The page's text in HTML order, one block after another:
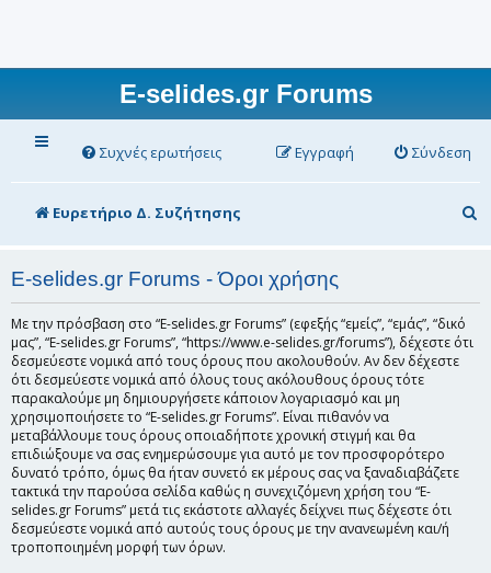
E-selides.gr Forums
Συχνές ερωτήσεις Σύνδεση
Εγγραφή
Ευρετήριο Δ. Συζήτησης
ν
ζ
E-selides.gr Forums - Όροι χρήσης
Με την πρόσβαση στο “E-selides.gr Forums” (εφεξής “εμείς”, “εμάς”, “δικό
μας”, “E-selides.gr Forums”, “https://www.e-selides.gr/forums”), δέχεστε ότι
δεσμεύεστε νομικά από τους όρους που ακολουθούν. Αν δεν δέχεστε
ότι δεσμεύεστε νομικά από όλους τους ακόλουθους όρους τότε
παρακαλούμε μη δημιουργήσετε κάποιον λογαριασμό και μη
χρησιμοποιήσετε το “E-selides.gr Forums”. Είναι πιθανόν να
μεταβάλλουμε τους όρους οποιαδήποτε χρονική στιγμή και θα
επιδιώξουμε να σας ενημερώσουμε για αυτό με τον προσφορότερο
δυνατό τρόπο, όμως θα ήταν συνετό εκ μέρους σας να ξαναδιαβάζετε
τακτικά την παρούσα σελίδα καθώς η συνεχιζόμενη χρήση του “E-
selides.gr Forums” μετά τις εκάστοτε αλλαγές δείχνει πως δέχεστε ότι
δεσμεύεστε νομικά από αυτούς τους όρους με την ανανεωμένη και/ή
τροποποιημένη μορφή των όρων.